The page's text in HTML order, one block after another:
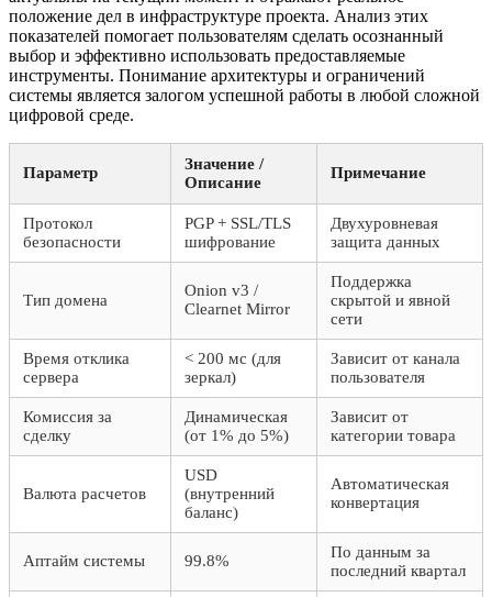
положение дел в инфраструктуре проекта. Анализ этих
показателей помогает пользователям сделать осознанный
выбор и эффективно использовать предоставляемые
инструменты. Понимание архитектуры и ограничений
системы является залогом успешной работы в любой сложной
цифровой среде.
Параметр
Значение /
Описание
Примечание
Протокол
безопасности
PGP + SSL/TLS
шифрование
Двухуровневая
защита данных
Тип домена
Onion v3 /
Clearnet Mirror
Поддержка
скрытой и явной
сети
Время отклика
сервера
< 200 мс (для
зеркал)
Зависит от канала
пользователя
Комиссия за
сделку
Динамическая
(от 1% до 5%)
Зависит от
категории товара
Валюта расчетов
USD
(внутренний
баланс)
Автоматическая
конвертация
Аптайм системы 99.8%
По данным за
последний квартал